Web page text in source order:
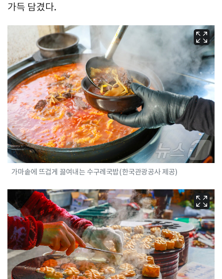
가득 담겼다.
가마솥에 뜨겁게 끓여내는 수구레국밥(한국관광공사 제공)